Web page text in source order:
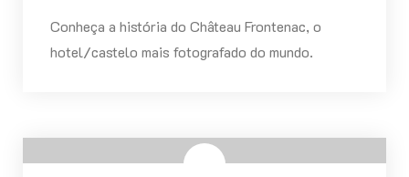
Conheça a história do Château Frontenac, o
hotel/castelo mais fotografado do mundo.